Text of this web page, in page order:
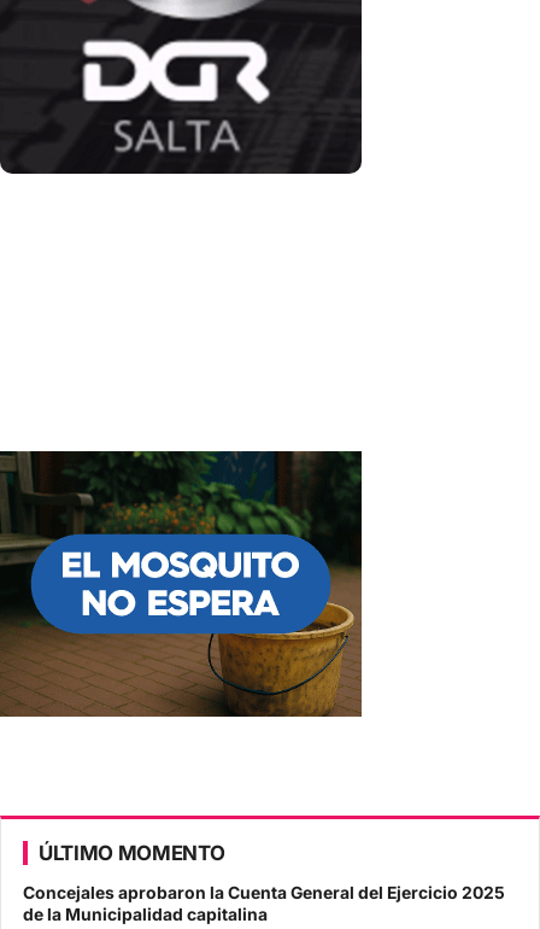
ÚLTIMO MOMENTO
Concejales aprobaron la Cuenta General del Ejercicio 2025
de la Municipalidad capitalina